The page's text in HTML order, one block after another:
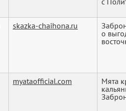
skazka-chaihona.ru
о
myataofficial.com
Мята